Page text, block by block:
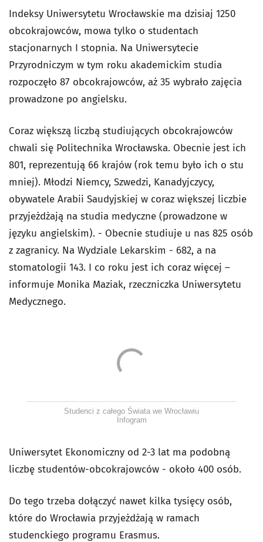
Indeksy Uniwersytetu Wrocławskie ma dzisiaj 1250
obcokrajowców, mowa tylko o studentach
stacjonarnych I stopnia. Na Uniwersytecie
Przyrodniczym w tym roku akademickim studia
rozpoczęło 87 obcokrajowców, aż 35 wybrało zajęcia
prowadzone po angielsku.
Coraz większą liczbą studiujących obcokrajowców
chwali się Politechnika Wrocławska. Obecnie jest ich
801, reprezentują 66 krajów (rok temu było ich o stu
mniej). Młodzi Niemcy, Szwedzi, Kanadyjczycy,
obywatele Arabii Saudyjskiej w coraz większej liczbie
przyjeżdżają na studia medyczne (prowadzone w
języku angielskim). - Obecnie studiuje u nas 825 osób
z zagranicy. Na Wydziale Lekarskim - 682, a na
stomatologii 143. I co roku jest ich coraz więcej –
informuje Monika Maziak, rzeczniczka Uniwersytetu
Medycznego.
Studenci z całego Świata we Wrocławiu
Infogram
Uniwersytet Ekonomiczny od 2-3 lat ma podobną
liczbę studentów-obcokrajowców - około 400 osób.
Do tego trzeba dołączyć nawet kilka tysięcy osób,
które do Wrocławia przyjeżdżają w ramach
studenckiego programu Erasmus.